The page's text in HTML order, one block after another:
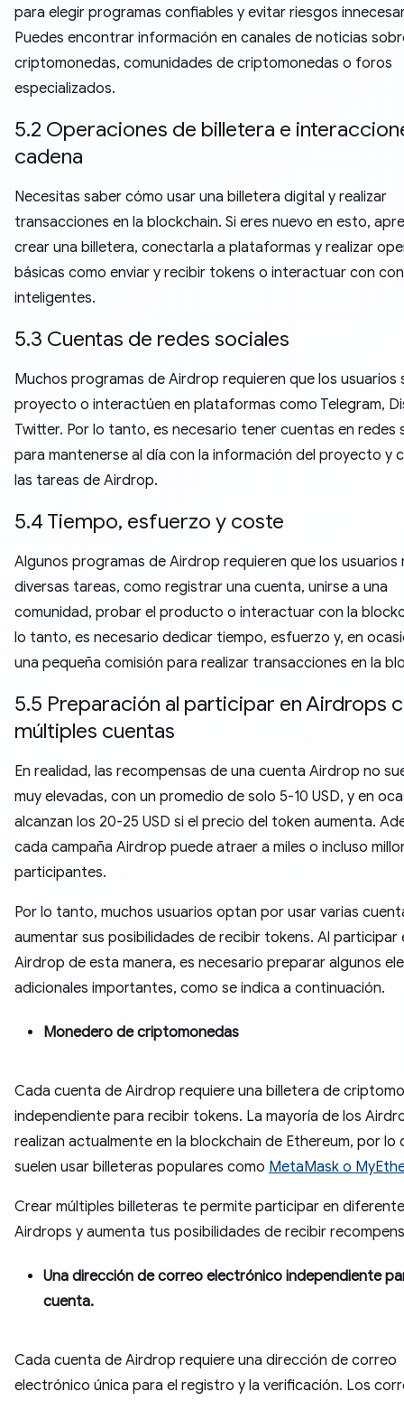
para elegir programas confiables y evitar riesgos
Puedes encontrar información en canales de noticias
criptomonedas, comunidades de criptomonedas o foros
especializados.
5.2 Operaciones de billetera e
cadena
Necesitas saber cómo usar una billetera digital y realizar
transacciones en la blockchain. Si eres nuevo en esto,
crear una billetera, conectarla a plataformas y realizar
básicas como enviar y recibir tokens o interactuar con
inteligentes.
5.3 Cuentas de redes sociales
Muchos programas de Airdrop requieren que los usuarios
proyecto o interactúen en plataformas como Telegram,
Twitter. Por lo tanto, es necesario tener cuentas en redes
para mantenerse al día con la información del proyecto y
las tareas de Airdrop.
5.4 Tiempo, esfuerzo y coste
Algunos programas de Airdrop requieren que los usuarios
diversas tareas, como registrar una cuenta, unirse a una
comunidad, probar el producto o interactuar con la
lo tanto, es necesario dedicar tiempo, esfuerzo y, en
una pequeña comisión para realizar transacciones en la
5.5 Preparación al participar en Airdrops
múltiples cuentas
En realidad, las recompensas de una cuenta Airdrop no
muy elevadas, con un promedio de solo 5-10 USD, y en
alcanzan los 20-25 USD si el precio del token aumenta.
cada campaña Airdrop puede atraer a miles o incluso
participantes.
Por lo tanto, muchos usuarios optan por usar varias
aumentar sus posibilidades de recibir tokens. Al participar
Airdrop de esta manera, es necesario preparar algunos
adicionales importantes, como se indica a continuación.
Monedero de criptomonedas
Cada cuenta de Airdrop requiere una billetera de
independiente para recibir tokens. La mayoría de los
realizan actualmente en la blockchain de Ethereum, por lo
suelen usar billeteras populares como MetaMask o
Crear múltiples billeteras te permite participar en
Airdrops y aumenta tus posibilidades de recibir
Una dirección de correo electrónico independiente
cuenta.
Cada cuenta de Airdrop requiere una dirección de correo
electrónico única para el registro y la verificación. Los